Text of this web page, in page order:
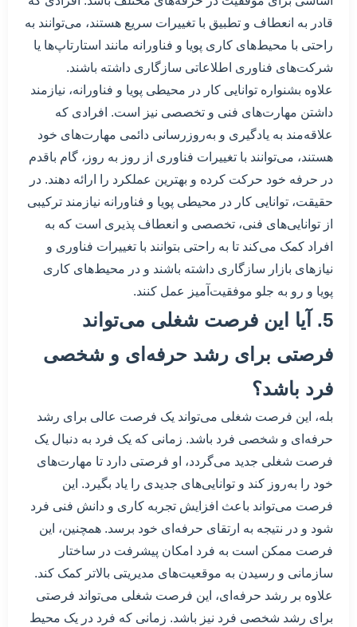
قادر به انعطاف و تطبیق با تغییرات سریع هستند، می‌توانند به
راحتی با محیط‌های کاری پویا و فناورانه مانند استارتاپ‌ها یا
شرکت‌های فناوری اطلاعاتی سازگاری داشته باشند.
علاوه بشنواره توانایی کار در محیطی پویا و فناورانه، نیازمند
داشتن مهارت‌های فنی و تخصصی نیز است. افرادی که
علاقه‌مند به یادگیری و به‌روزرسانی دائمی مهارت‌های خود
هستند، می‌توانند با تغییرات فناوری از روز به روز، گام باقدم
در حرفه خود حرکت کرده و بهترین عملکرد را ارائه دهند. در
حقیقت، توانایی کار در محیطی پویا و فناورانه نیازمند ترکیبی
از توانایی‌های فنی، تخصصی و انعطاف پذیری است که به
افراد کمک می‌کند تا به راحتی بتوانند با تغییرات فناوری و
نیازهای بازار سازگاری داشته باشند و در محیط‌های کاری
پویا و رو به جلو موفقیت‌آمیز عمل کنند.
5. آیا این فرصت شغلی می‌تواند
فرصتی برای رشد حرفه‌ای و شخصی
فرد باشد؟
بله، این فرصت شغلی می‌تواند یک فرصت عالی برای رشد
حرفه‌ای و شخصی فرد باشد. زمانی که یک فرد به دنبال یک
فرصت شغلی جدید می‌گردد، او فرصتی دارد تا مهارت‌های
خود را به‌روز کند و توانایی‌های جدیدی را یاد بگیرد. این
فرصت می‌تواند باعث افزایش تجربه کاری و دانش فنی فرد
شود و در نتیجه به ارتقای حرفه‌ای خود برسد. همچنین، این
فرصت ممکن است به فرد امکان پیشرفت در ساختار
سازمانی و رسیدن به موقعیت‌های مدیریتی بالاتر کمک کند.
علاوه بر رشد حرفه‌ای، این فرصت شغلی می‌تواند فرصتی
برای رشد شخصی فرد نیز باشد. زمانی که فرد در یک محیط